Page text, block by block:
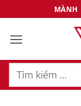
qua
nội
MÀNH
Tìm